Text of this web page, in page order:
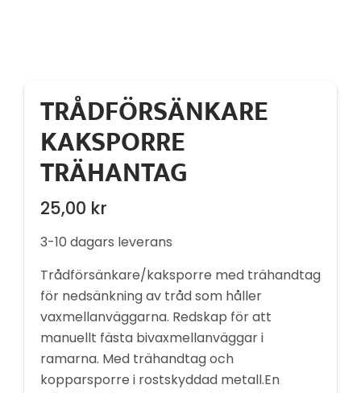
TRÅDFÖRSÄNKARE
KAKSPORRE
TRÄHANTAG
25,00 kr
3-10 dagars leverans
Trådförsänkare/kaksporre med trähandtag
för nedsänkning av tråd som håller
vaxmellanväggarna. Redskap för att
manuellt fästa bivaxmellanväggar i
ramarna. Med trähandtag och
kopparsporre i rostskyddad metall.En